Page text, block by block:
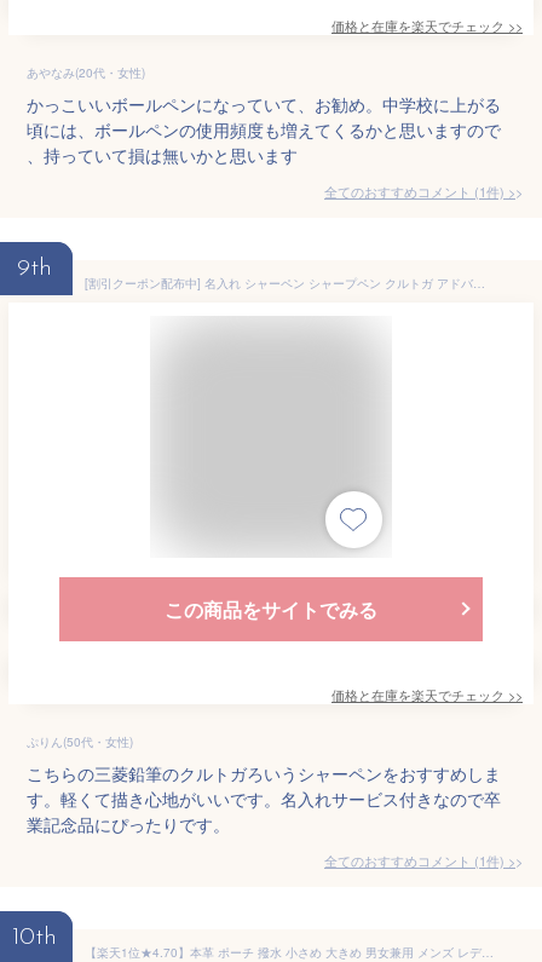
価格と在庫を楽天でチェック >>
あやなみ(20代・女性)
かっこいいボールペンになっていて、お勧め。中学校に上がる
頃には、ボールペンの使用頻度も増えてくるかと思いますので
、持っていて損は無いかと思います
全てのおすすめコメント (1件) >
9th
[割引クーポン配布中] 名入れ シャーペン シャープペン クルトガ アドバンス + 替芯 セット 三菱鉛筆 シャープペン 記念品 卒業記念 記念品 吹奏楽部 お祝い ギフト 誕生日 卒団記念品 卒部 創立記念 プレゼント 部活 小学校 中学校 野球 サッカー バレー バスケ 1個から
この商品をサイトでみる
価格と在庫を楽天でチェック >>
ぷりん(50代・女性)
こちらの三菱鉛筆のクルトガろいうシャーペンをおすすめしま
す。軽くて描き心地がいいです。名入れサービス付きなので卒
業記念品にぴったりです。
全てのおすすめコメント (1件) >
10th
【楽天1位★4.70】本革 ポーチ 撥水 小さめ 大きめ 男女兼用 メンズ レディース マチなし 仕切りなし 小物入れ フラットポーチ 化粧ポーチ ガジェットポーチ レザーポーチ 名入れ 持ち歩き コンパク 薄い 大容量 シンプル おしゃれ 無地 ブランド ビジネスレザーファクトリ